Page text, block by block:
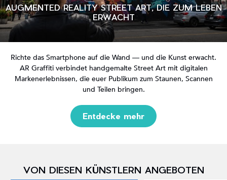
AUGMENTED REALITY STREET ART, DIE ZUM LEBEN
ERWACHT
Richte das Smartphone auf die Wand — und die Kunst erwacht.
AR Graffiti verbindet handgemalte Street Art mit digitalen
Markenerlebnissen, die euer Publikum zum Staunen, Scannen
und Teilen bringen.
Entdecke mehr
VON DIESEN KÜNSTLERN ANGEBOTEN